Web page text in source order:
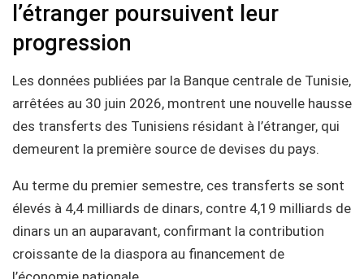
l’étranger poursuivent leur
progression
Les données publiées par la Banque centrale de Tunisie,
arrêtées au 30 juin 2026, montrent une nouvelle hausse
des transferts des Tunisiens résidant à l’étranger, qui
demeurent la première source de devises du pays.
Au terme du premier semestre, ces transferts se sont
élevés à 4,4 milliards de dinars, contre 4,19 milliards de
dinars un an auparavant, confirmant la contribution
croissante de la diaspora au financement de